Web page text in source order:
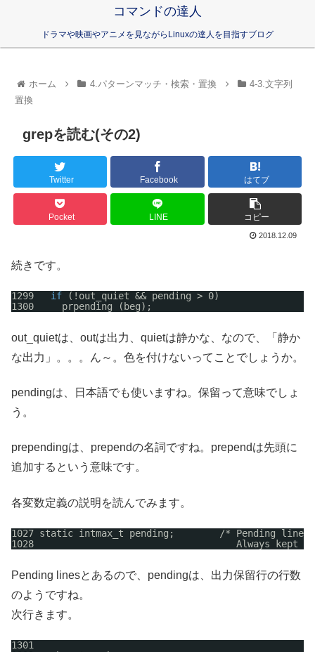
コマンドの達人
ドラマや映画やアニメを見ながらLinuxの達人を目指すブログ
ホーム 4.パターンマッチ・検索・置換
4-3.文字列
置換
grepを読む(その2)
Twitter Facebook はてブ
Pocket LINE コピー
2018.12.09
続きです。
1299 if
(!out_quiet && pending > 0)
1300     prpending (beg);
out_quietは、outは出力、quietは静かな、なので、「静か
な出力」。。。ん～。色を付けないってことでしょうか。
pendingは、日本語でも使いますね。保留って意味でしょ
う。
prependingは、prependの名詞ですね。prependは先頭に
追加するという意味です。
各変数定義の説明を読んでみます。
1027 static intmax_t pending;        /* Pending
1028                                    Always kept 0
Pending linesとあるので、pendingは、出力保留行の行数
のようですね。
次行きます。
1301